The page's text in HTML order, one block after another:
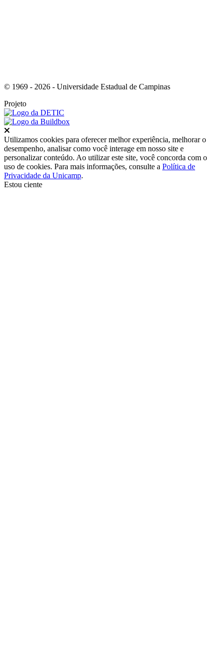
© 1969 - 2026 - Universidade Estadual de Campinas
Projeto
Utilizamos cookies para oferecer melhor experiência, melhorar o
desempenho, analisar como você interage em nosso site e
personalizar conteúdo. Ao utilizar este site, você concorda com o
uso de cookies. Para mais informações, consulte a Política de
Privacidade da Unicamp.
Estou ciente